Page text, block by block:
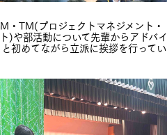
・TM(プロジェクトマネジメント・
)や部活動について先輩からアドバイ
初めてながら立派に挨拶を行ってい